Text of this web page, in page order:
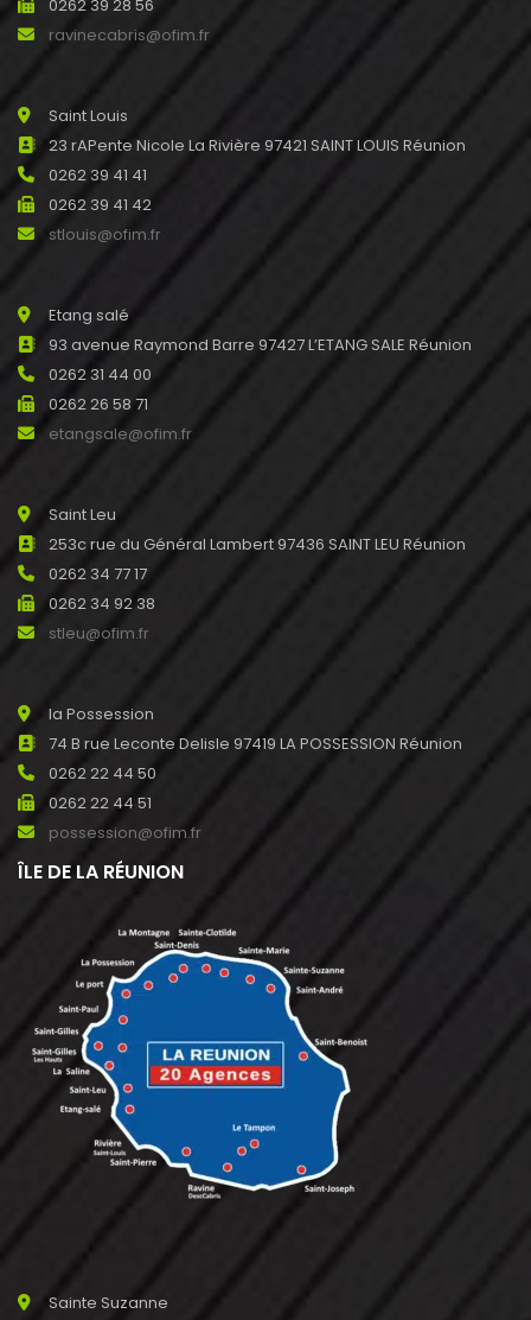
0262 39 28 56
ravinecabris@ofim.fr
Saint Louis
23 rAPente Nicole La Rivière 97421 SAINT LOUIS Réunion
0262 39 41 41
0262 39 41 42
stlouis@ofim.fr
Etang salé
93 avenue Raymond Barre 97427 L’ETANG SALE Réunion
0262 31 44 00
0262 26 58 71
etangsale@ofim.fr
Saint Leu
253c rue du Général Lambert 97436 SAINT LEU Réunion
0262 34 77 17
0262 34 92 38
stleu@ofim.fr
la Possession
74 B rue Leconte Delisle 97419 LA POSSESSION Réunion
0262 22 44 50
0262 22 44 51
possession@ofim.fr
ÎLE DE LA RÉUNION
Sainte Suzanne